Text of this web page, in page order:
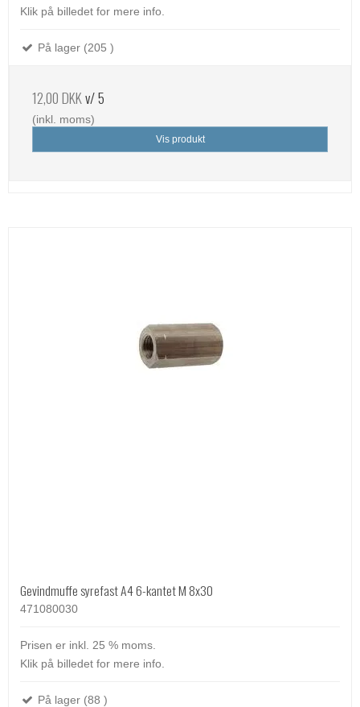
Klik på billedet for mere info.
På lager (205 )
12,00 DKKv/ 5
(inkl. moms)
Vis produkt
Gevindmuffe syrefast A4 6-kantet M 8x30
471080030
Prisen er inkl. 25 % moms.
Klik på billedet for mere info.
På lager (88 )